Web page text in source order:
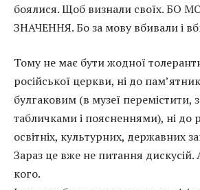
боялися. Щоб визнали своїх. БО
ЗНАЧЕННЯ. Бо за мову вбивали і
Тому не має бути жодної
російської церкви, ні до
булгаковим (в музеї перемістити,
табличками і поясненнями), ні до
освітніх, культурних, державних
Зараз це вже не питання дискусій.
кого.